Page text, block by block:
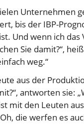
Unternehmen
bis der IBP-
Und wenn ich
Sie damit?“,
weg.“
aus der
antworten sie:
mit den Leuten
die werfen es